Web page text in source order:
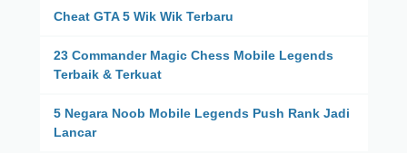
Cheat GTA 5 Wik Wik Terbaru
23 Commander Magic Chess Mobile Legends
Terbaik & Terkuat
5 Negara Noob Mobile Legends Push Rank Jadi
Lancar